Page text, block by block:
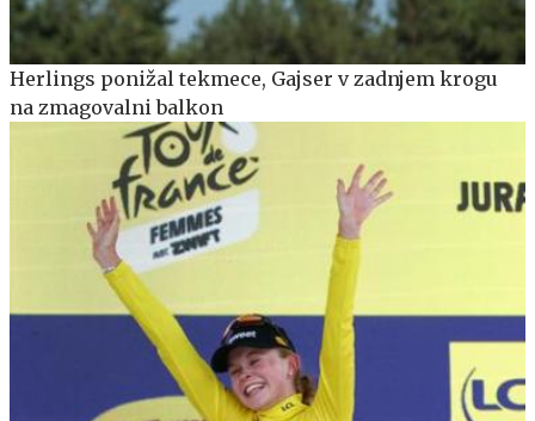
Herlings ponižal tekmece, Gajser v zadnjem krogu
na zmagovalni balkon